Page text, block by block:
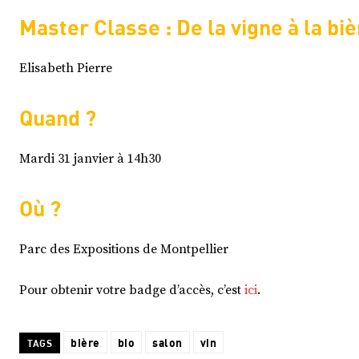
Master Classe : De la vigne à la
Elisabeth Pierre
Quand ?
Mardi 31 janvier à 14h30
Où ?
Parc des Expositions de Montpellier
Pour obtenir votre badge d’accès, c’est ici.
TAGS bière bio salon vin